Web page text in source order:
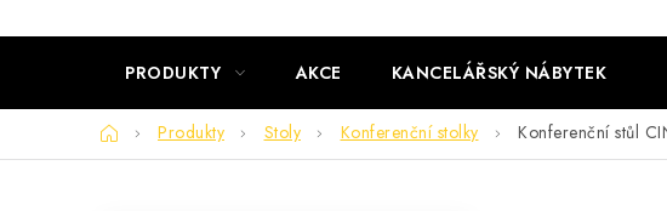
PRODUKTY AKCE KANCELÁŘSKÝ NÁBYTEK
DomůProdukty Stoly Konferenční stolky Konferenční stůl